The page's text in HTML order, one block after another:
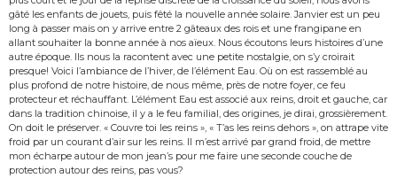
gâté les enfants de jouets, puis fêté la nouvelle année solaire. Janvier est un peu
long à passer mais on y arrive entre 2 gâteaux des rois et une frangipane en
allant souhaiter la bonne année à nos aïeux. Nous écoutons leurs histoires d’une
autre époque. Ils nous la racontent avec une petite nostalgie, on s’y croirait
presque! Voici l’ambiance de l’hiver, de l’élément Eau. Où on est rassemblé au
plus profond de notre histoire, de nous même, près de notre foyer, ce feu
protecteur et réchauffant. L’élément Eau est associé aux reins, droit et gauche, car
dans la tradition chinoise, il y a le feu familial, des origines, je dirai, grossièrement.
On doit le préserver. « Couvre toi les reins », « T’as les reins dehors », on attrape vite
froid par un courant d’air sur les reins. Il m’est arrivé par grand froid, de mettre
mon écharpe autour de mon jean’s pour me faire une seconde couche de
protection autour des reins, pas vous?